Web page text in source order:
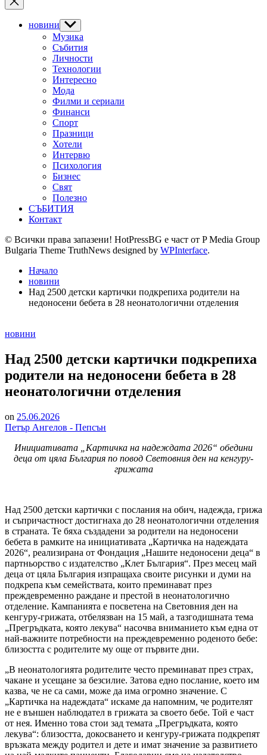
новини Show
sub
menu
Музика
Събития
Личности
Технологии
Интересно
Мода
Филми и сериали
Финанси
Спорт
Празници
Хотели
Интервю
Психология
Бизнес
Свят
Полезно
СЪБИТИЯ
Контакт
© Всички права запазени! HotPressBG е част от P Media Group
Bulgaria Theme TruthNews designed by WPInterface.
Начало
новини
Над 2500 детски картички подкрепиха родители на
недоносени бебета в 28 неонатологични отделения
Posted
новини
Над 2500 детски картички подкрепиха
родители на недоносени бебета в 28
неонатологични отделения
on 25.06.2026
Петър Ангелов - Пепсън
Инициативата „Картичка на надеждата 2026“ обедини
деца от цяла България по повод Световния ден на кенгуру-
грижата
Над 2500 детски картички с послания на обич, надежда, грижа
и съпричастност достигнаха до 28 неонатологични отделения
в страната. Те бяха създадени за родители на недоносени
бебета в рамките на инициативата „Картичка на надеждата
2026“, реализирана от Фондация „Нашите недоносени деца“ в
партньорство с издателство „Клет България“. През месец май
деца от цяла България изпращаха своите рисунки и думи на
подкрепа към семействата, които преминават през
преждевременно раждане и престой в неонатологично
отделение. Кампанията е посветена на Световния ден на
кенгуру-грижата, отбелязван на 15 май, а тазгодишната тема
„Прегръдката, която лекува“ насочва вниманието към една от
най-важните потребности на преждевременно роденото бебе:
близостта с родителите му още от първите дни.
„В неонатологията родителите често преминават през страх,
чакане и усещане за безсилие. Затова едно послание, което им
казва, че не са сами, може да има огромно значение. С
„Картичка на надеждата“ искаме да напомним, че родителят
не е външен наблюдател в грижата за своето бебе. Той е част
от нея. Именно това стои зад темата „Прегръдката, която
лекува“: близостта, докосването и кенгуру-грижата подкрепят
връзката между родител и дете и имат значение за развитието